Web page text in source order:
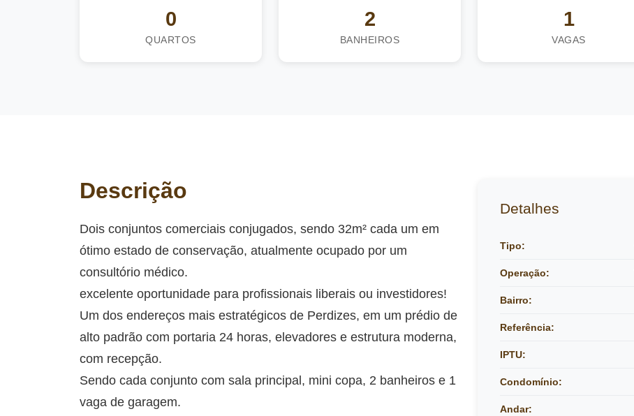
0
QUARTOS
2
BANHEIROS
1
VAGAS
Descrição
Dois conjuntos comerciais conjugados, sendo 32m² cada um em
ótimo estado de conservação, atualmente ocupado por um
consultório médico.
excelente oportunidade para profissionais liberais ou investidores!
Um dos endereços mais estratégicos de Perdizes, em um prédio de
alto padrão com portaria 24 horas, elevadores e estrutura moderna,
com recepção.
Sendo cada conjunto com sala principal, mini copa, 2 banheiros e 1
vaga de garagem.
Detalhes
Tipo:
Operação:
Bairro:
Referência:
IPTU:
Condomínio:
Andar: